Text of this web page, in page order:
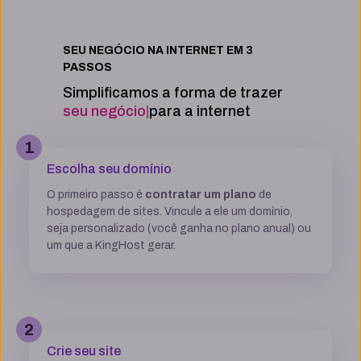
Informações técnicas
Banco de dados MySQL ilimitados
7,7GB 12,5 GB
Múltiplas versões do PHP
SEU NEGÓCIO NA INTERNET EM 3
PASSOS
Simplificamos a forma de trazer
seu neg|para a internet
1
Escolha seu domínio
O primeiro passo é contratar um plano de
hospedagem de sites. Vincule a ele um domínio,
seja personalizado (você ganha no plano anual) ou
um que a KingHost gerar.
2
Crie seu site